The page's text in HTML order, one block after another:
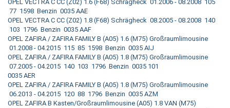
OPEL VECTRA C CC (Z02) 1.6 (F68) Schrägheck 01.2006 - 08.2008 105
77 1598 Benzin 0035 AAE
OPEL VECTRA C CC (Z02) 1.8 (F68) Schrägheck 08.2005 - 08.2008 140
103 1796 Benzin 0035 AAF
OPEL ZAFIRA / ZAFIRA FAMILY B (A05) 1.6 (M75) Großraumlimousine
01.2008 - 04.2015 115 85 1598 Benzin 0035 AIJ
OPEL ZAFIRA / ZAFIRA FAMILY B (A05) 1.8 (M75) Großraumlimousine
07.2005 - 04.2015 140 103 1796 Benzin 0035 101
0035 AER
OPEL ZAFIRA / ZAFIRA FAMILY B (A05) 1.8 (M75) Großraumlimousine
06.2013 - 04.2015 120 88 1796 Benzin 0035 AZM
OPEL ZAFIRA B Kasten/Großraumlimousine (A05) 1.8 VAN (M75)